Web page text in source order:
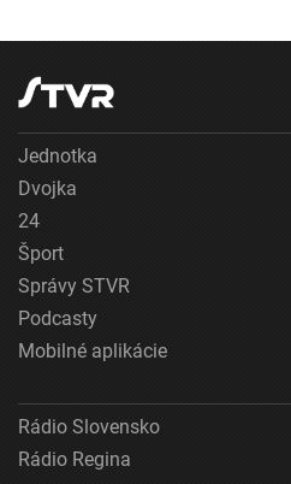
Jednotka
Dvojka
24
Šport
Správy STVR
Podcasty
Mobilné aplikácie
Rádio Slovensko
Rádio Regina